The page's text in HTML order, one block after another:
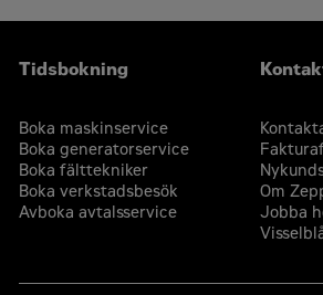
Tidsbokning
Boka maskinservice
Boka generatorservice
Boka fälttekniker
Boka verkstadsbesök
Avboka avtalsservice
Om
Jobba